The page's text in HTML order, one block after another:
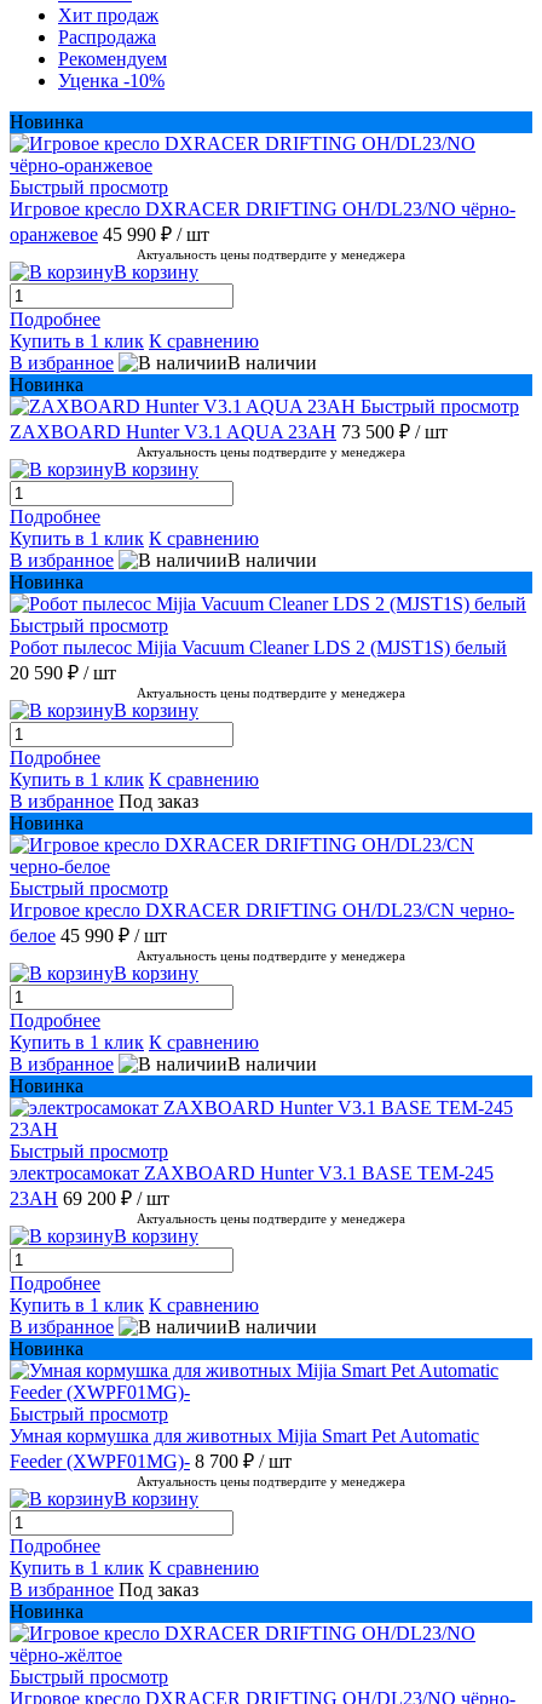
Хит продаж
Распродажа
Рекомендуем
Уценка -10%
Новинка
Быстрый просмотр
Игровое кресло DXRACER DRIFTING OH/DL23/NO чёрно-
оранжевое 45 990 ₽ / шт
Актуальность цены подтвердите у менеджера
В корзину
Подробнее
Купить в 1 клик К сравнению
В избранное
В наличии
Новинка
Быстрый просмотр
ZAXBOARD Hunter V3.1 AQUA 23AH 73 500 ₽ / шт
Актуальность цены подтвердите у менеджера
В корзину
Подробнее
Купить в 1 клик К сравнению
В избранное
В наличии
Новинка
Быстрый просмотр
Робот пылесос Mijia Vacuum Cleaner LDS 2 (MJST1S) белый
20 590 ₽ / шт
Актуальность цены подтвердите у менеджера
В корзину
Подробнее
Купить в 1 клик К сравнению
В избранное Под заказ
Новинка
Быстрый просмотр
Игровое кресло DXRACER DRIFTING OH/DL23/CN черно-
белое 45 990 ₽ / шт
Актуальность цены подтвердите у менеджера
В корзину
Подробнее
Купить в 1 клик К сравнению
В избранное
В наличии
Новинка
Быстрый просмотр
электросамокат ZAXBOARD Hunter V3.1 BASE TEM-245
23AH 69 200 ₽ / шт
Актуальность цены подтвердите у менеджера
В корзину
Подробнее
Купить в 1 клик К сравнению
В избранное
В наличии
Новинка
Быстрый просмотр
Умная кормушка для животных Mijia Smart Pet Automatic
Feeder (XWPF01MG)- 8 700 ₽ / шт
Актуальность цены подтвердите у менеджера
В корзину
Подробнее
Купить в 1 клик К сравнению
В избранное Под заказ
Новинка
Быстрый просмотр
Игровое кресло DXRACER DRIFTING OH/DL23/NO чёрно-